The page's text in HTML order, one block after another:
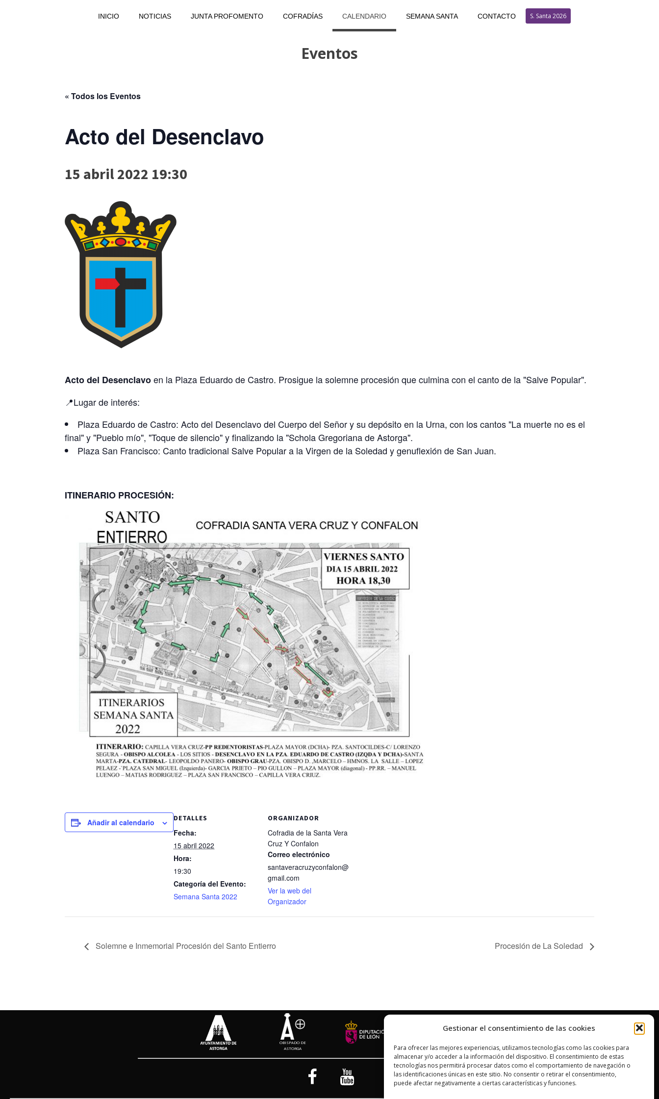
Gestionar el consentimiento de las cookies
Para ofrecer las mejores experiencias, utilizamos tecnologías como las cookies para
almacenar y/o acceder a la información del dispositivo. El consentimiento de estas
tecnologías nos permitirá procesar datos como el comportamiento de navegación o
las identificaciones únicas en este sitio. No consentir o retirar el consentimiento,
puede afectar negativamente a ciertas características y funciones.
INICIO NOTICIAS JUNTA PROFOMENTO COFRADÍAS CALENDARIO SEMANA SANTA CONTACTO S. Santa 2026
Eventos
« Todos los Eventos
Acto del Desenclavo
15 abril 2022 19:30
Acto del Desenclavoen la Plaza Eduardo de Castro. Prosigue la solemne procesión que culmina con el canto de la "Salve Popular".
📍Lugar de interés:
Plaza Eduardo de Castro: Acto del Desenclavo del Cuerpo del Señor y su depósito en la Urna, con los cantos "La muerte no es el
final" y "Pueblo mío", "Toque de silencio" y finalizando la "Schola Gregoriana de Astorga".
Plaza San Francisco: Canto tradicional Salve Popular a la Virgen de la Soledad y genuflexión de San Juan.
ITINERARIO PROCESIÓN:
Añadir al calendario DETALLES
Fecha:
15 abril 2022
Hora:
19:30
Categoría del Evento:
Semana Santa 2022
ORGANIZADOR
Cofradia de la Santa Vera
Cruz Y Confalon
Correo electrónico
santaveracruzyconfalon@
gmail.com
Ver la web del
Organizador
Solemne e Inmemorial Procesión del Santo Entierro Procesión de La Soledad
OBISPADO DE
ASTORGA